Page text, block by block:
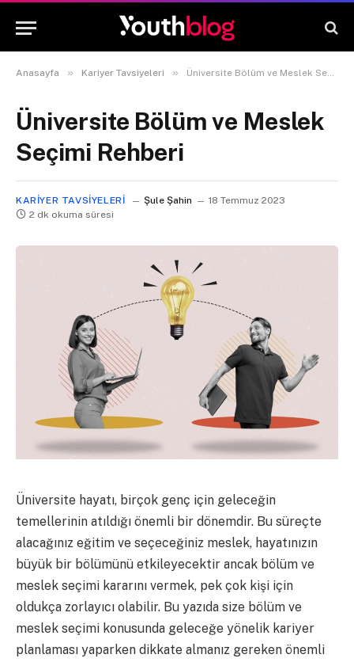
Anasayfa » Kariyer Tavsiyeleri » Üniversite Bölüm ve Meslek Seçimi Rehberi
Üniversite Bölüm ve Meslek
Seçimi Rehberi
KARIYER TAVSIYELERI Şule Şahin
18 Temmuz 2023
2 dk okuma süresi
Üniversite hayatı, birçok genç için geleceğin
temellerinin atıldığı önemli bir dönemdir. Bu süreçte
alacağınız eğitim ve seçeceğiniz meslek, hayatınızın
büyük bir bölümünü etkileyecektir ancak bölüm ve
meslek seçimi kararını vermek, pek çok kişi için
oldukça zorlayıcı olabilir. Bu yazıda size bölüm ve
meslek seçimi konusunda geleceğe yönelik kariyer
planlaması yaparken dikkate almanız gereken önemli